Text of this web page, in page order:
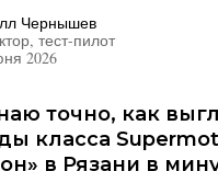
Чернышев
тест-пилот
2026
точно, как
класса
в Рязани в